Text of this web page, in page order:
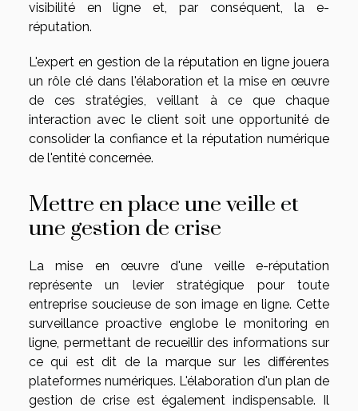
visibilité en ligne et, par conséquent, la e-
réputation.
L'expert en gestion de la réputation en ligne jouera
un rôle clé dans l'élaboration et la mise en œuvre
de ces stratégies, veillant à ce que chaque
interaction avec le client soit une opportunité de
consolider la confiance et la réputation numérique
de l'entité concernée.
Mettre en place une veille et
une gestion de crise
La mise en œuvre d'une veille e-réputation
représente un levier stratégique pour toute
entreprise soucieuse de son image en ligne. Cette
surveillance proactive englobe le monitoring en
ligne, permettant de recueillir des informations sur
ce qui est dit de la marque sur les différentes
plateformes numériques. L'élaboration d'un plan de
gestion de crise est également indispensable. Il